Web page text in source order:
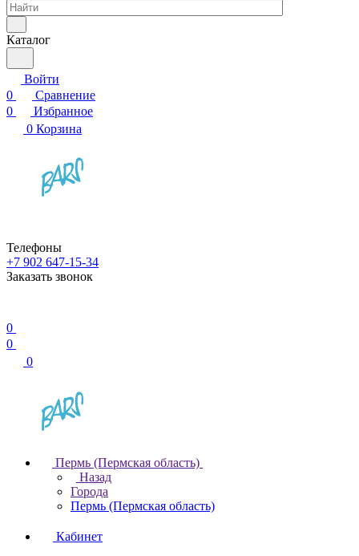
Каталог
Войти
0
Сравнение
0
Избранное
0 Корзина
Телефоны
+7 902 647-15-34
Заказать звонок
0
0
0
Пермь (Пермская область)
Назад
Города
Пермь (Пермская область)
Кабинет